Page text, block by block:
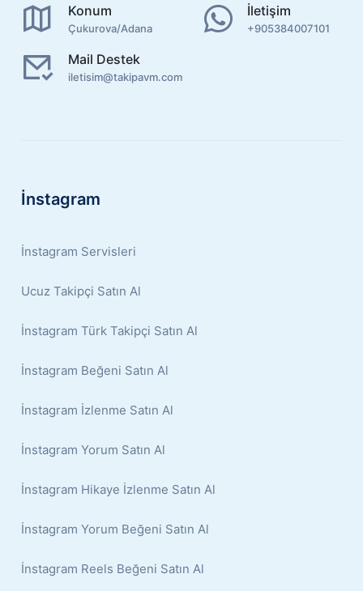
Konum
Çukurova/Adana
İletişim
+905384007101
Mail Destek
iletisim@takipavm.com
İnstagram
İnstagram Servisleri
Ucuz Takipçi Satın Al
İnstagram Türk Takipçi Satın Al
İnstagram Beğeni Satın Al
İnstagram İzlenme Satın Al
İnstagram Yorum Satın Al
İnstagram Hikaye İzlenme Satın Al
İnstagram Yorum Beğeni Satın Al
İnstagram Reels Beğeni Satın Al